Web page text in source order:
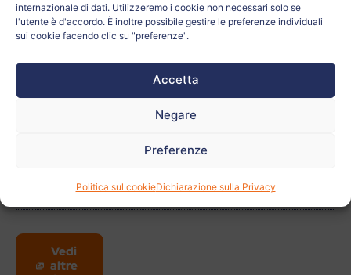
internazionale di dati. Utilizzeremo i cookie non necessari solo se
l'utente è d'accordo. È inoltre possibile gestire le preferenze individuali
sui cookie facendo clic su "preferenze".
Accetta
Negare
Preferenze
Politica sul cookieDichiarazione sulla Privacy
La scuola:
IIS RUFFINI
Imperia
L'insegnante: Monica Calzamiglia
Vedi
altre